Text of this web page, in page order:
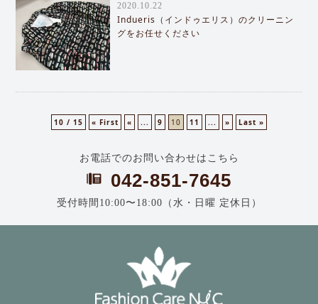
2020.10.22
Indueris（インドゥエリス）のクリーニン
グをお任せください
10 / 15 « First « ... 9 10 11 ... » Last »
お電話でのお問い合わせはこちら
042-851-7645
受付時間10:00〜18:00（水・日曜 定休日）